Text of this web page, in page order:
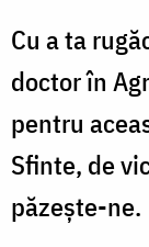
Cu a ta
doctor în
pentru
Sfinte, de
păzește-ne.